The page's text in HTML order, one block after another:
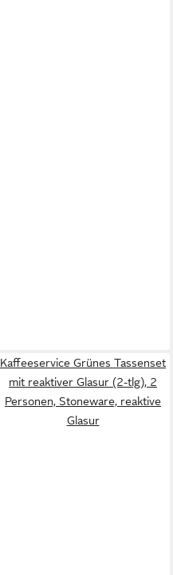
Kaffeeservice Grünes Tassenset
mit reaktiver Glasur (2-tlg), 2
Personen, Stoneware, reaktive
Glasur